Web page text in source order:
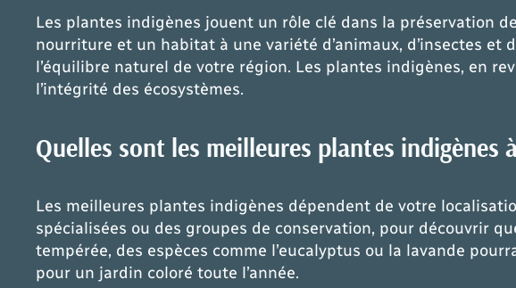
Les plantes indigènes jouent un rôle clé dans la préservation
nourriture et un habitat à une variété d’animaux, d’insectes
l’équilibre naturel de votre région. Les plantes indigènes, en
l’intégrité des écosystèmes.
Quelles sont les meilleures plantes
Les meilleures plantes indigènes dépendent de votre
spécialisées ou des groupes de conservation, pour découvrir
tempérée, des espèces comme l’eucalyptus ou la lavande
pour un jardin coloré toute l’année.